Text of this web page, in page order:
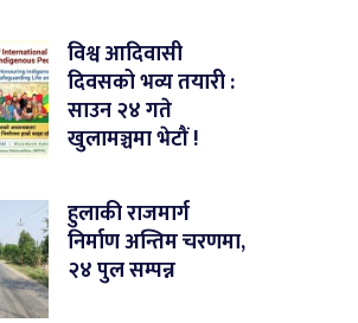
विश्व आदिवासी
दिवसको भव्य तयारी :
साउन २४ गते
खुलामञ्चमा भेटौं !
हुलाकी राजमार्ग
निर्माण अन्तिम चरणमा,
२४ पुल सम्पन्न